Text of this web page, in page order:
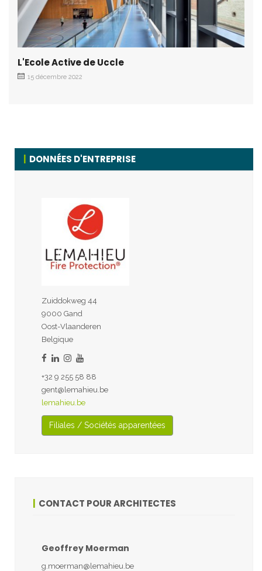
L'Ecole Active de Uccle
15 décembre 2022
DONNÉES D'ENTREPRISE
Zuiddokweg 44
9000 Gand
Oost-Vlaanderen
Belgique
+32 9 255 58 88
gent@lemahieu.be
lemahieu.be
Filiales / Sociétés apparentées
CONTACT POUR ARCHITECTES
Geoffrey Moerman
g.moerman@lemahieu.be